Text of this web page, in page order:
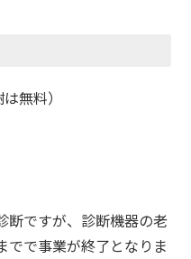
無料）
断ですが、診断機器の老
でで事業が終了となりま